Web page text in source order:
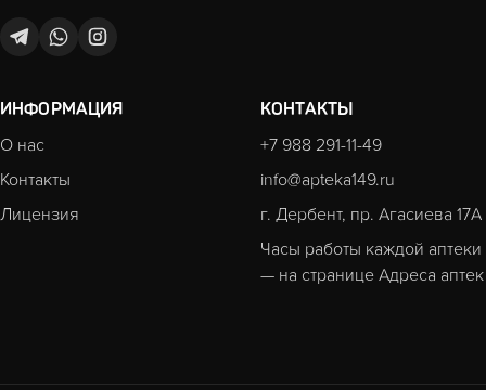
ИНФОРМАЦИЯ
О нас
Контакты
Лицензия
КОНТАКТЫ
+7 988 291-11-49
info@apteka149.ru
г. Дербент, пр. Агасиева 17А
Часы работы каждой аптеки
— на странице Адреса аптек